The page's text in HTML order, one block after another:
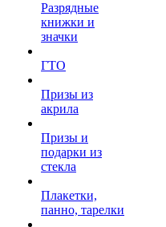
Разрядные
книжки и
значки
ГТО
Призы из
акрила
Призы и
подарки из
стекла
Плакетки,
панно, тарелки